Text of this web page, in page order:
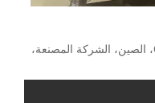
الكلمات الساخنة: C Purlin Roll Form، الصين، الشركة المصنعة،